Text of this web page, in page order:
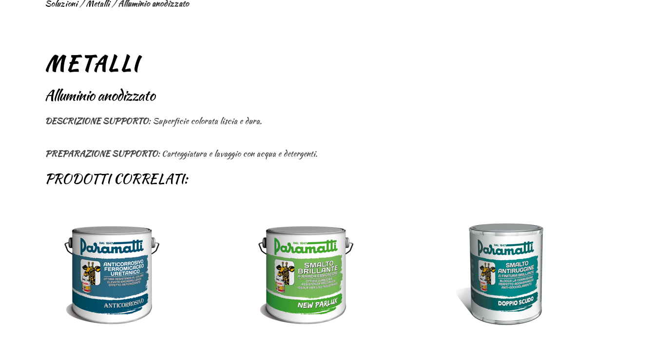
Soluzioni/Metalli/Alluminio anodizzato
METALLI
Alluminio anodizzato
DESCRIZIONE SUPPORTO: Superficie colorata liscia e dura.
PREPARAZIONE SUPPORTO: Carteggiatura e lavaggio con acqua e detergenti.
PRODOTTI CORRELATI: